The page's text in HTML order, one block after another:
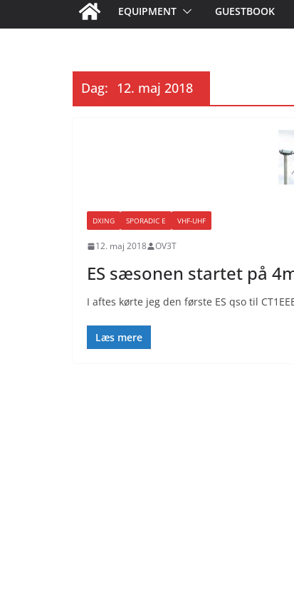
EQUIPMENT GUESTBOOK
Dag: 12. maj 2018
DXING SPORADIC E VHF-UHF
12. maj 2018 OV3T
ES sæsonen startet på
I aftes kørte jeg den første ES qso til
Læs mere